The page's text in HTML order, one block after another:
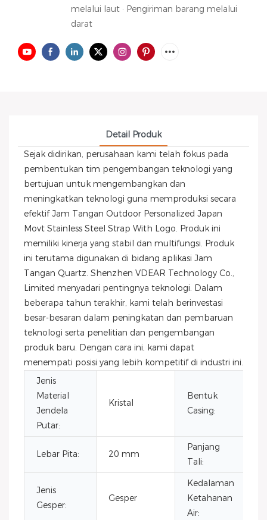
melalui laut · Pengiriman barang melalui
darat
Detail Produk
Sejak didirikan, perusahaan kami telah fokus pada
pembentukan tim pengembangan teknologi yang
bertujuan untuk mengembangkan dan
meningkatkan teknologi guna memproduksi secara
efektif Jam Tangan Outdoor Personalized Japan
Movt Stainless Steel Strap With Logo. Produk ini
memiliki kinerja yang stabil dan multifungsi. Produk
ini terutama digunakan di bidang aplikasi Jam
Tangan Quartz. Shenzhen VDEAR Technology Co.,
Limited menyadari pentingnya teknologi. Dalam
beberapa tahun terakhir, kami telah berinvestasi
besar-besaran dalam peningkatan dan pembaruan
teknologi serta penelitian dan pengembangan
produk baru. Dengan cara ini, kami dapat
menempati posisi yang lebih kompetitif di industri ini.
Jenis
Material
Jendela
Putar:
Kristal
Bentuk
Casing:
Lebar Pita: 20 mm
Panjang
Tali:
Jenis
Gesper:
Gesper
Kedalaman
Ketahanan
Air: